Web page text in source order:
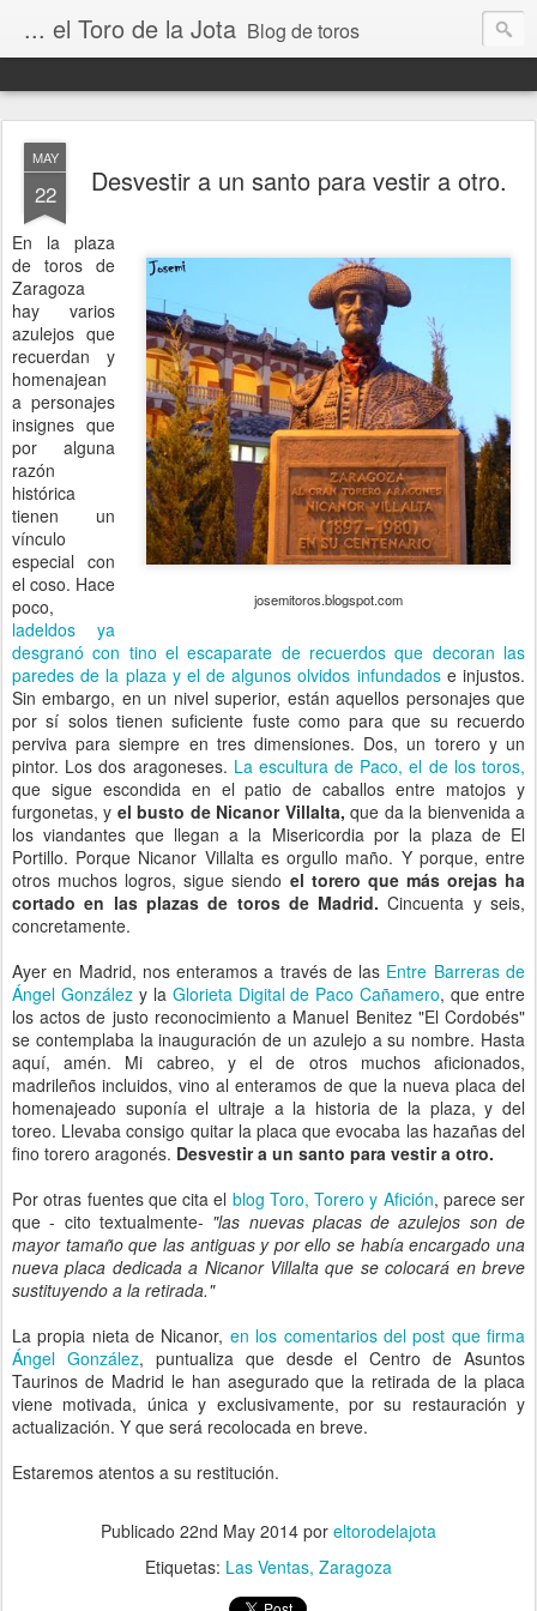
... el Toro de la Jota Blog de toros
MAY
22 Desvestir a un santo para vestir a otro.
josemitoros.blogspot.com
En la plaza
de toros de
Zaragoza
hay varios
azulejos que
recuerdan y
homenajean
a personajes
insignes que
por alguna
razón
histórica
tienen un
vínculo
especial con
el coso. Hace
poco,
ladeldos ya
desgranó con tino el escaparate de recuerdos que decoran las
paredes de la plaza y el de algunos olvidos infundadose injustos.
Sin embargo, en un nivel superior, están aquellos personajes que
por sí solos tienen suficiente fuste como para que su recuerdo
perviva para siempre en tres dimensiones. Dos, un torero y un
pintor. Los dos aragoneses. La escultura de Paco, el de los toros,
que sigue escondida en el patio de caballos entre matojos y
furgonetas, y el busto de Nicanor Villalta, que da la bienvenida a
los viandantes que llegan a la Misericordia por la plaza de El
Portillo. Porque Nicanor Villalta es orgullo maño. Y porque, entre
otros muchos logros, sigue siendo el torero que más orejas ha
cortado en las plazas de toros de Madrid. Cincuenta y seis,
concretamente.
Ayer en Madrid, nos enteramos a través de las Entre Barreras de
Ángel Gonzálezy la Glorieta Digital de Paco Cañamero, que entre
los actos de justo reconocimiento a Manuel Benitez "El Cordobés"
se contemplaba la inauguración de un azulejo a su nombre. Hasta
aquí, amén. Mi cabreo, y el de otros muchos aficionados,
madrileños incluidos, vino al enteramos de que la nueva placa del
homenajeado suponía el ultraje a la historia de la plaza, y del
toreo. Llevaba consigo quitar la placa que evocaba las hazañas del
fino torero aragonés. Desvestir a un santo para vestir a otro.
Por otras fuentes que cita el blog Toro, Torero y Afición, parece ser
que - cito textualmente- "las nuevas placas de azulejos son de
mayor tamaño que las antiguas y por ello se había encargado una
nueva placa dedicada a Nicanor Villalta que se colocará en breve
sustituyendo a la retirada."
La propia nieta de Nicanor, en los comentarios del post que firma
Ángel González, puntualiza que desde el Centro de Asuntos
Taurinos de Madrid le han asegurado que la retirada de la placa
viene motivada, única y exclusivamente, por su restauración y
actualización. Y que será recolocada en breve.
Estaremos atentos a su restitución.
Publicado 22nd May 2014 por eltorodelajota
Etiquetas: Las Ventas Zaragoza